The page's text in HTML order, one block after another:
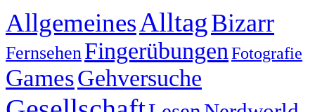
AllgemeinesAlltagBizarr
FernsehenFingerübungen Fotografie
GamesGehversuche